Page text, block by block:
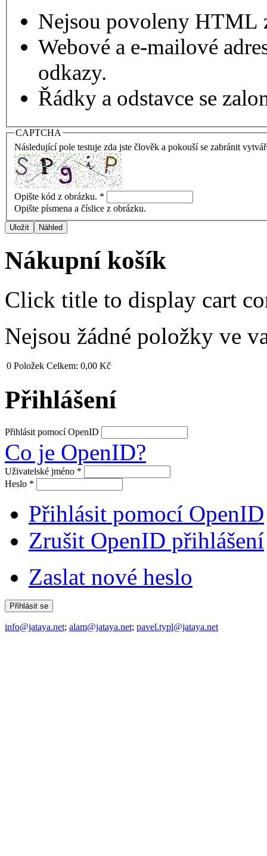
Nejsou povoleny HTML
Webové a e-mailové
odkazy.
Řádky a odstavce se
CAPTCHA
Následující pole testuje zda jste člověk a pokouší se zabránit
Opište kód z obrázku. *
Opište písmena a číslice z obrázku.
Nákupní košík
Click title to display cart
Nejsou žádné položky ve
0 Položek Celkem: 0,00 Kč
Přihlášení
Přihlásit pomocí OpenID
Co je OpenID?
Uživatelské jméno *
Heslo *
Přihlásit pomocí OpenID
Zrušit OpenID přihlášení
Zaslat nové heslo
info@jataya.net; alam@jataya.net; pavel.typl@jataya.net